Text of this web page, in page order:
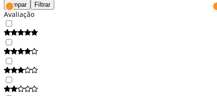
Limpar Filtrar
Avaliação